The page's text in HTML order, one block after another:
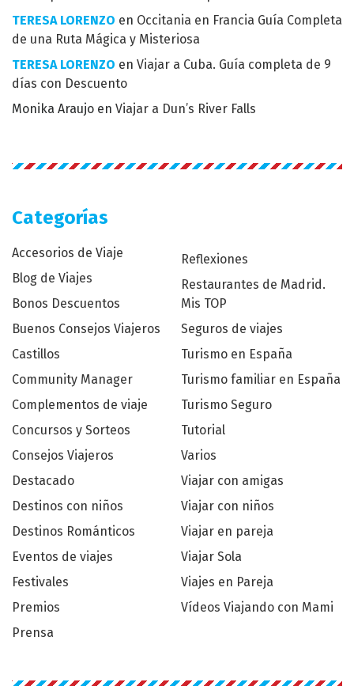
TERESA LORENZO en Occitania en Francia Guía Completa
de una Ruta Mágica y Misteriosa
TERESA LORENZO en Viajar a Cuba. Guía completa de 9
días con Descuento
Monika Araujo en Viajar a Dun’s River Falls
Categorías
Accesorios de Viaje
Blog de Viajes
Bonos Descuentos
Buenos Consejos Viajeros
Castillos
Community Manager
Complementos de viaje
Concursos y Sorteos
Consejos Viajeros
Destacado
Destinos con niños
Destinos Románticos
Eventos de viajes
Festivales
Premios
Prensa
Reflexiones
Restaurantes de Madrid.
Mis TOP
Seguros de viajes
Turismo en España
Turismo familiar en España
Turismo Seguro
Tutorial
Varios
Viajar con amigas
Viajar con niños
Viajar en pareja
Viajar Sola
Viajes en Pareja
Vídeos Viajando con Mami